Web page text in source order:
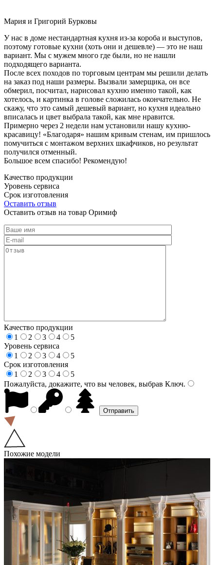
Мария и Григорий Бурковы
У нас в доме нестандартная кухня из-за короба и выступов,
поэтому готовые кухни (хоть они и дешевле) — это не наш
вариант. Мы с мужем много где были, но не нашли
подходящего варианта.
После всех походов по торговым центрам мы решили делать
на заказ под наши размеры. Вызвали замерщика, он все
обмерил, посчитал, нарисовал кухню именно такой, как
хотелось, и картинка в голове сложилась окончательно. Не
скажу, что это самый дешевый вариант, но кухня идеально
вписалась и цвет выбрала такой, как мне нравится.
Примерно через 2 недели нам установили нашу кухню-
красавицу! «Благодаря» нашим кривым стенам, им пришлось
помучиться с монтажом верхних шкафчиков, но результат
получился отменный.
Большое всем спасибо! Рекомендую!
Качество продукции
Уровень сервиса
Срок изготовления
Оставить отзыв
Оставить отзыв на товар Оримиф
Качество продукции
1
2 3 4
5
Уровень сервиса
1
2 3 4
5
Срок изготовления
1
2 3 4
5
Пожалуйста, докажите, что вы человек, выбрав Ключ.
Похожие модели